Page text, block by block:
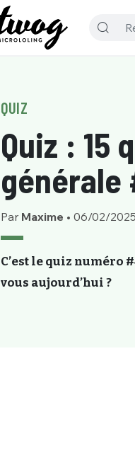
QUIZ
Quiz : 15
générale
Par Maxime • 06/02/2025
C’est le quiz numéro
vous aujourd’hui ?